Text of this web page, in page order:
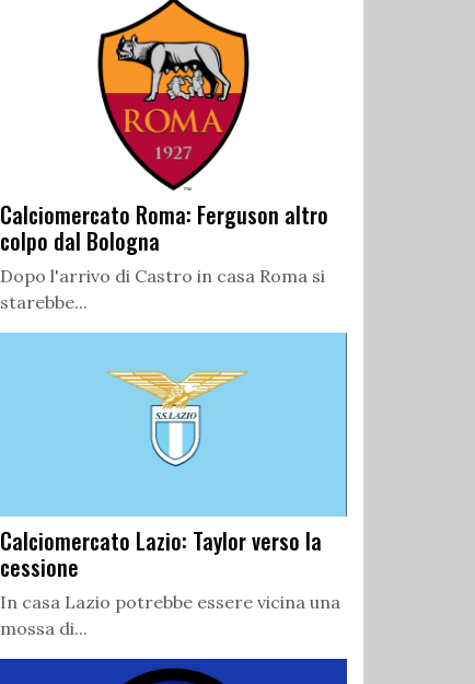
Calciomercato Roma: Ferguson altro
colpo dal Bologna
Dopo l'arrivo di Castro in casa Roma si
starebbe...
Calciomercato Lazio: Taylor verso la
cessione
In casa Lazio potrebbe essere vicina una
mossa di...